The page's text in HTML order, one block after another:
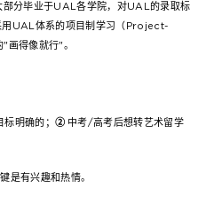
分毕业于UAL各学院，对UAL的录取标
用UAL体系的项目制学习（Project-
得像就行"。
明确的； ②中考/高考后想转艺术留学
是有兴趣和热情。